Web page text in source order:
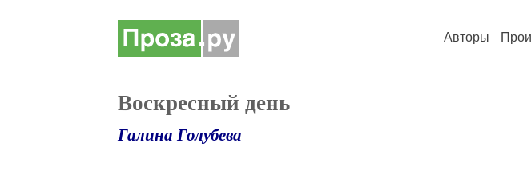
Авторы
Воскресный день
Галина Голубева